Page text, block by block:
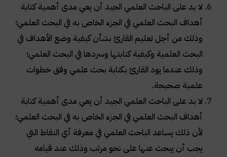
لا بد على الباحث العلمي الجيد أن يعي مدى أهمية كتابة
أهداف البحث العلمي في الجزء الخاص به في البحث العلمي؛
وذلك من أجل تعليم القارئ بشأن كيفية وضع الأهداف في
البحث العلمية وكيفية كتابتها وسردها في البحث العلمي؛
وذلك عندما يود القارئ بكتابة بحث علمي وفق خطوات
علمية صحيحة.
لا بد على الباحث العلمي الجيد أن يعي مدى أهمية كتابة
أهداف البحث العلمي في الجزء الخاص به في البحث العلمي؛
لأن ذلك يساعد الباحث العلمي في معرفة أي النقاط التي
يجب أن يبحث عنها على نحو مرتب وذلك عند قيامه